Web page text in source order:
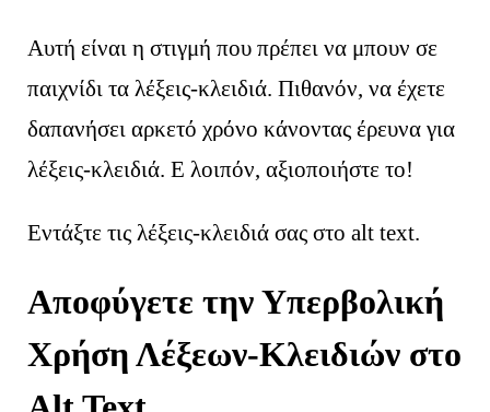
Αυτή είναι η στιγμή που πρέπει να μπουν σε
παιχνίδι τα λέξεις-κλειδιά. Πιθανόν, να έχετε
δαπανήσει αρκετό χρόνο κάνοντας έρευνα για
λέξεις-κλειδιά. Ε λοιπόν, αξιοποιήστε το!
Εντάξτε τις λέξεις-κλειδιά σας στο alt text.
Αποφύγετε την Υπερβολική
Χρήση Λέξεων-Κλειδιών στο